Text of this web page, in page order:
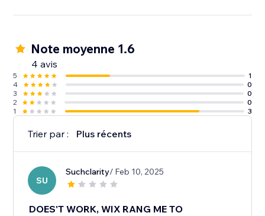
Note moyenne 1.6
4 avis
5
1
4
0
3
0
2
0
1
3
Trier par : Plus récents
SU
Suchclarity/ Feb 10, 2025
DOES'T WORK, WIX RANG ME TO